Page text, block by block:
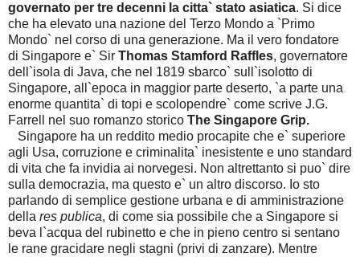
governato per tre decenni la citta` stato asiatica. Si dice
che ha elevato una nazione del Terzo Mondo a `Primo
Mondo` nel corso di una generazione. Ma il vero fondatore
di Singapore e` Sir Thomas Stamford Raffles, governatore
dell`isola di Java, che nel 1819 sbarco` sull`isolotto di
Singapore, all`epoca in maggior parte deserto, `a parte una
enorme quantita` di topi e scolopendre` come scrive J.G.
Farrell nel suo romanzo storico The Singapore Grip.
Singapore ha un reddito medio procapite che e` superiore
agli Usa, corruzione e criminalita` inesistente e uno standard
di vita che fa invidia ai norvegesi. Non altrettanto si puo` dire
sulla democrazia, ma questo e` un altro discorso. Io sto
parlando di semplice gestione urbana e di amministrazione
della res publica, di come sia possibile che a Singapore si
beva l`acqua del rubinetto e che in pieno centro si sentano
le rane gracidare negli stagni (privi di zanzare). Mentre